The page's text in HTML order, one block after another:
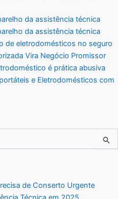
da assistência técnica
da assistência técnica
de eletrodomésticos no seguro
Vira Negócio Promissor
é prática abusiva
e Eletrodomésticos com
de Conserto Urgente